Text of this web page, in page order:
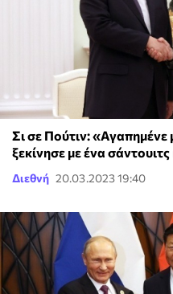
Σι σε Πούτιν: «Αγαπημένε
ξεκίνησε με ένα
Διεθνή 20.03.2023 19:40